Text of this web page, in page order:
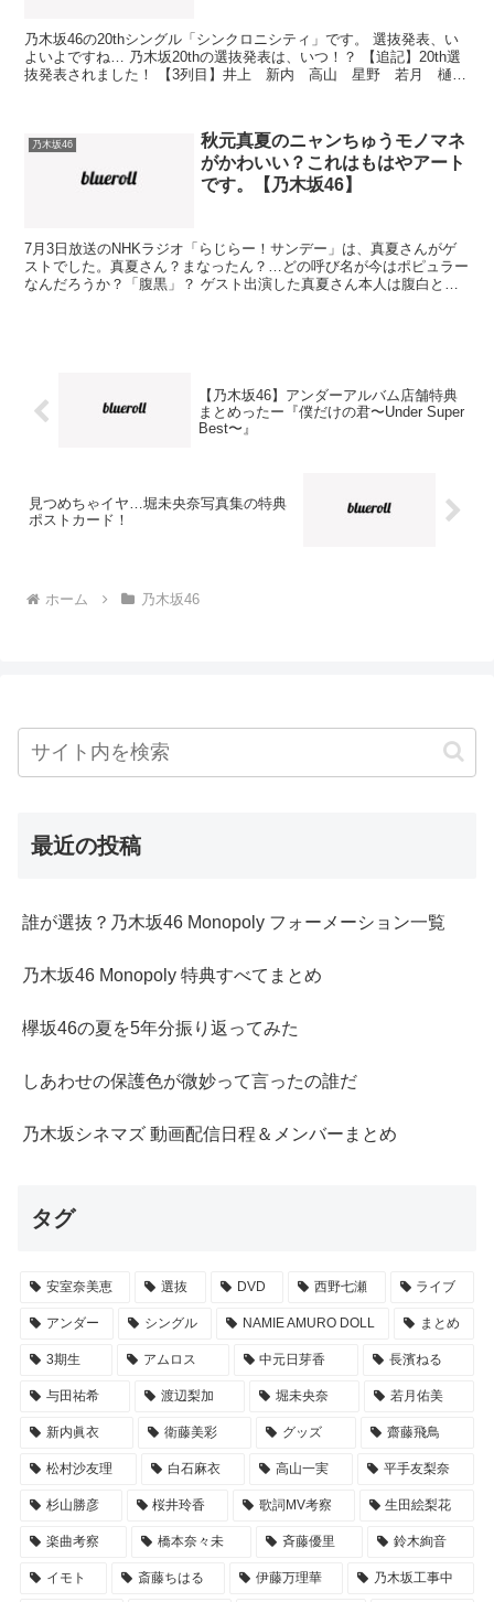
乃木坂46の20thシングル「シンクロニシティ」です。 選抜発表、い
よいよですね… 乃木坂20thの選抜発表は、いつ！？ 【追記】20th選
抜発表されました！ 【3列目】井上 新内 高山 星野 若月 樋
乃木坂46
秋元真夏のニャンちゅうモノマネ
がかわいい？これはもはやアート
です。【乃木坂46】
7月3日放送のNHKラジオ「らじらー！サンデー」は、真夏さんがゲ
ストでした。真夏さん？まなったん？…どの呼び名が今はポピュラー
なんだろうか？「腹黒」？ ゲスト出演した真夏さん本人は腹白と言
【乃木坂46】アンダーアルバム店舗特典
まとめったー『僕だけの君〜Under Super
Best〜』
見つめちゃイヤ…堀未央奈写真集の特典
ポストカード！
ホーム 乃木坂46
最近の投稿
誰が選抜？乃木坂46 Monopoly フォーメーション一覧
乃木坂46 Monopoly 特典すべてまとめ
欅坂46の夏を5年分振り返ってみた
しあわせの保護色が微妙って言ったの誰だ
乃木坂シネマズ 動画配信日程＆メンバーまとめ
タグ
安室奈美恵 選抜 DVD 西野七瀬 ライブ
アンダー シングル NAMIE AMURO DOLL まとめ
3期生 アムロス 中元日芽香 長濱ねる
与田祐希 渡辺梨加 堀未央奈 若月佑美
新内眞衣 衛藤美彩 グッズ 齋藤飛鳥
松村沙友理 白石麻衣 高山一実 平手友梨奈
杉山勝彦 桜井玲香 歌詞MV考察 生田絵梨花
楽曲考察 橋本奈々未 斉藤優里 鈴木絢音
イモト 斎藤ちはる 伊藤万理華 乃木坂工事中